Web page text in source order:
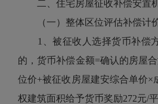
二、住宅房屋征收补偿安置
（一）整体区位评估补偿计
1、被征收人选择货币补偿
的，货币补偿金额=确认的房屋
位价+被征收房屋建安综合单价×
权建筑面积给予货币奖励272元/平